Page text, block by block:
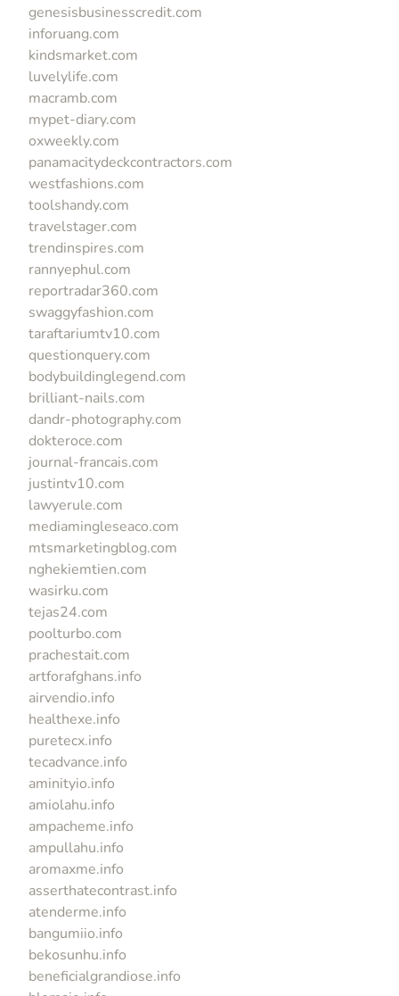
genesisbusinesscredit.com
inforuang.com
kindsmarket.com
luvelylife.com
macramb.com
mypet-diary.com
oxweekly.com
panamacitydeckcontractors.com
westfashions.com
toolshandy.com
travelstager.com
trendinspires.com
rannyephul.com
reportradar360.com
swaggyfashion.com
taraftariumtv10.com
questionquery.com
bodybuildinglegend.com
brilliant-nails.com
dandr-photography.com
dokteroce.com
journal-francais.com
justintv10.com
lawyerule.com
mediamingleseaco.com
mtsmarketingblog.com
nghekiemtien.com
wasirku.com
tejas24.com
poolturbo.com
prachestait.com
artforafghans.info
airvendio.info
healthexe.info
puretecx.info
tecadvance.info
aminityio.info
amiolahu.info
ampacheme.info
ampullahu.info
aromaxme.info
asserthatecontrast.info
atenderme.info
bangumiio.info
bekosunhu.info
beneficialgrandiose.info